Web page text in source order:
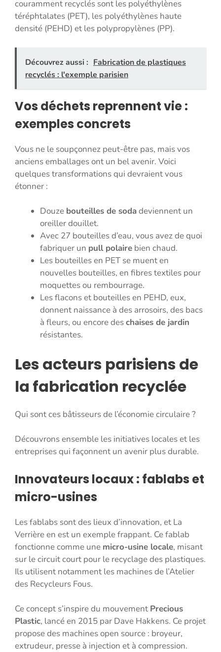
couramment recyclés sont les polyéthylènes
téréphtalates (PET), les polyéthylènes haute
densité (PEHD) et les polypropylènes (PP).
Découvrez aussi : Fabrication de plastiques
recyclés : l'exemple parisien
Vos déchets reprennent vie :
exemples concrets
Vous ne le soupçonnez peut-être pas, mais vos
anciens emballages ont un bel avenir. Voici
quelques transformations qui devraient vous
étonner :
Douze bouteilles de sodadeviennent un
oreiller douillet.
Avec 27 bouteilles d’eau, vous avez de quoi
fabriquer un pull polaire bien chaud.
Les bouteilles en PET se muent en
nouvelles bouteilles, en fibres textiles pour
moquettes ou rembourrage.
Les flacons et bouteilles en PEHD, eux,
donnent naissance à des arrosoirs, des bacs
à fleurs, ou encore deschaises de jardin
résistantes.
Les acteurs parisiens de
la fabrication recyclée
Qui sont ces bâtisseurs de l’économie circulaire ?
Découvrons ensemble les initiatives locales et les
entreprises qui façonnent un avenir plus durable.
Innovateurs locaux : fablabs et
micro-usines
Les fablabs sont des lieux d’innovation, et La
Verrière en est un exemple frappant. Ce fablab
fonctionne comme une micro-usine locale, misant
sur le circuit court pour le recyclage des plastiques.
Ils utilisent notamment les machines de l’Atelier
des Recycleurs Fous.
Ce concept s’inspire du mouvement Precious
Plastic, lancé en 2015 par Dave Hakkens. Ce projet
propose des machines open source : broyeur,
extrudeur, presse à injection et à compression.